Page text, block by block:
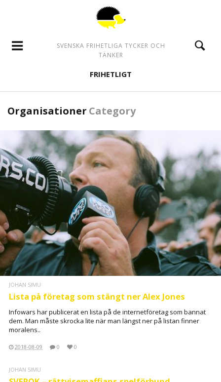
SVENSKA FRIHETLIGA TYCKER OCH
TÄNKER
FRIHETLIGT
Organisationer Category
JOHAN SIMU
Lista på företag som stängt ner Alex Jones
Infowars har publicerat en lista på de internetföretag som bannat
dem. Man måste skrocka lite när man längst ner på listan finner
moralens..
2018-08-09 0 0
JOHAN SIMU